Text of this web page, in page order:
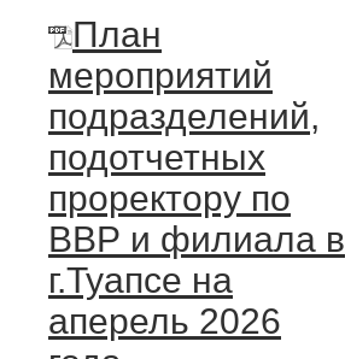
План
мероприятий
подразделений,
подотчетных
проректору по
ВВР и филиала в
г.Туапсе на
аперель 2026